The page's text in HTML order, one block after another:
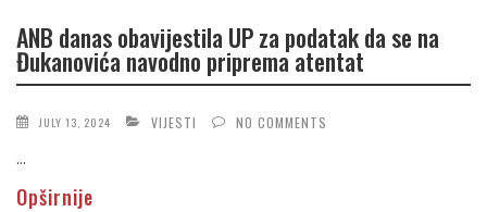
ANB danas obavijestila UP za podatak da se na
Đukanovića navodno priprema atentat
JULY 13, 2024 VIJESTI NO COMMENTS
...
Opširnije